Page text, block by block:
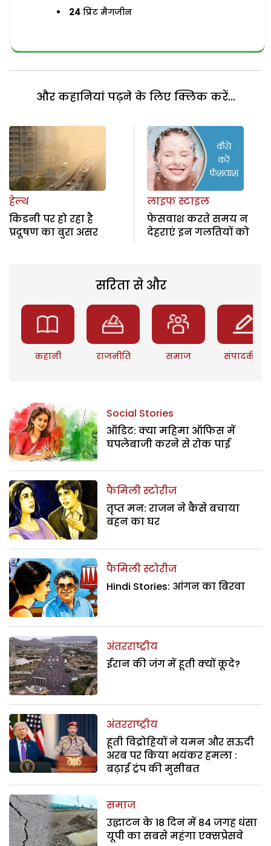
24 प्रिंट मैगजीन
और कहानियां पढ़ने के लिए क्लिक करें...
हेल्थ
किडनी पर हो रहा है
प्रदूषण का बुरा असर
लाइफ स्टाइल
फेसवाश करते समय न
देहराएं इन गलतियों को
सरिता से और
कहानी राजनीति समाज संपादकीय
Social Stories
ऑडिट: क्या महिमा ऑफिस में
घपलेबाजी करने से रोक पाई
फैमिली स्टोरीज
तृप्त मन: राजन ने कैसे बचाया
बहन का घर
फैमिली स्टोरीज
Hindi Stories: आंगन का बिरवा
अंतरराष्ट्रीय
ईरान की जंग में हूती क्यों कूदे?
अंतरराष्ट्रीय
हूती विद्रोहियों ने यमन और सऊदी
अरब पर किया भयंकर हमला :
बढ़ाई ट्रंप की मुसीबत
समाज
उद्घाटन के 18 दिन में 84 जगह धंसा
यूपी का सबसे महंगा एक्सप्रेसवे